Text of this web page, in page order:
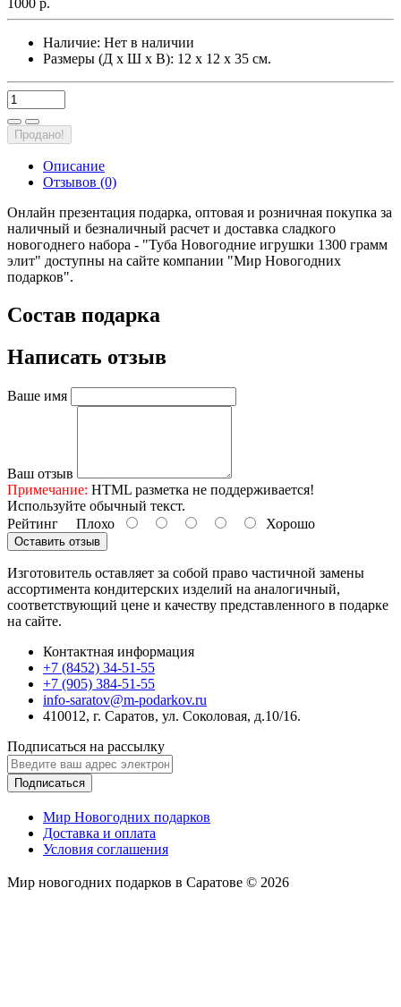
1000 р.
Наличие: Нет в наличии
Размеры (Д х Ш х В): 12 х 12 х 35 см.
Продано!
Описание
Отзывов (0)
Онлайн презентация подарка, оптовая и розничная покупка за
наличный и безналичный расчет и доставка сладкого
новогоднего набора - "Туба Новогодние игрушки 1300 грамм
элит" доступны на сайте компании "Мир Новогодних
подарков".
Состав подарка
Написать отзыв
Ваше имя
Ваш отзыв
Примечание: HTML разметка не поддерживается!
Используйте обычный текст.
Рейтинг Плохо Хорошо
Оставить отзыв
Изготовитель оставляет за собой право частичной замены
ассортимента кондитерских изделий на аналогичный,
соответствующий цене и качеству представленного в подарке
на сайте.
Контактная информация
+7 (8452) 34-51-55
+7 (905) 384-51-55
info-saratov@m-podarkov.ru
410012, г. Саратов, ул. Соколовая, д.10/16.
Подписаться на рассылку
Подписаться
Мир Новогодних подарков
Доставка и оплата
Условия соглашения
Мир новогодних подарков в Саратове © 2026